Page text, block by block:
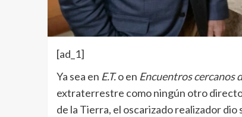
[ad_1]
Ya sea en E.T.o en Encuentros cercanos
extraterrestre como ningún otro
de la Tierra, el oscarizado realizador